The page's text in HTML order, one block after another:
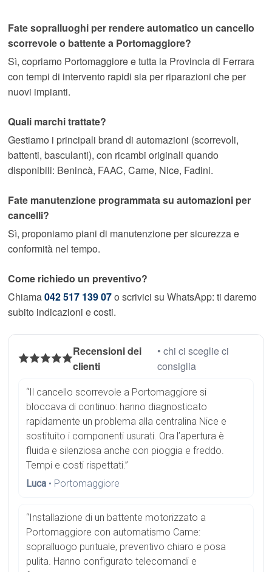
Fate sopralluoghi per rendere automatico un cancello
scorrevole o battente a Portomaggiore?
Sì, copriamo Portomaggiore e tutta la Provincia di Ferrara
con tempi di intervento rapidi sia per riparazioni che per
nuovi impianti.
Quali marchi trattate?
Gestiamo i principali brand di automazioni (scorrevoli,
battenti, basculanti), con ricambi originali quando
disponibili: Benincà, FAAC, Came, Nice, Fadini.
Fate manutenzione programmata su automazioni per
cancelli?
Sì, proponiamo piani di manutenzione per sicurezza e
conformità nel tempo.
Come richiedo un preventivo?
Chiama042 517 139 07o scrivici su WhatsApp: ti daremo
subito indicazioni e costi.
Recensioni dei
clienti
• chi ci sceglie ci
consiglia
“Il cancello scorrevole a Portomaggiore si
bloccava di continuo: hanno diagnosticato
rapidamente un problema alla centralina Nice e
sostituito i componenti usurati. Ora l’apertura è
fluida e silenziosa anche con pioggia e freddo.
Tempi e costi rispettati.”
Luca • Portomaggiore
“Installazione di un battente motorizzato a
Portomaggiore con automatismo Came:
sopralluogo puntuale, preventivo chiaro e posa
pulita. Hanno configurato telecomandi e